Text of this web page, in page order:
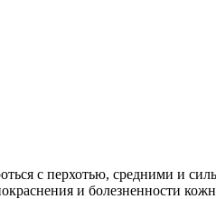
с перхотью, средними и
и болезненности